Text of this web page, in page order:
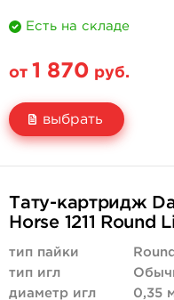
Есть на складе
от 1 870 руб.
выбрать
1 870 руб.
купить
Тату-картридж
Horse 1211 Round
тип пайки
тип игл
диаметр игл
0,35